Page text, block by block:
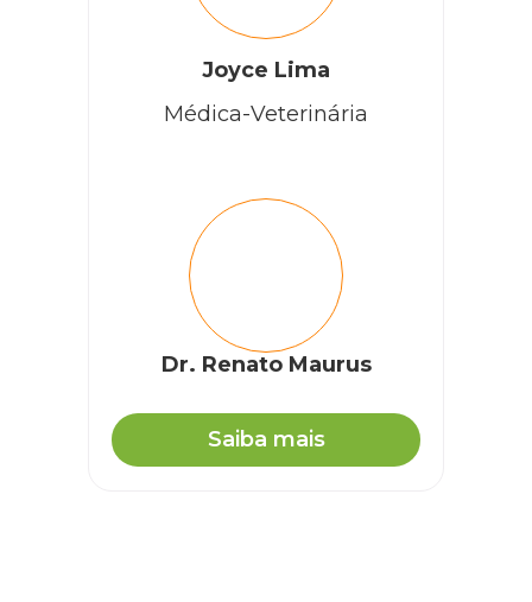
Joyce Lima
Médica-Veterinária
Dr. Renato Maurus
Saiba mais